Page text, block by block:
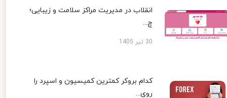
انقلاب در مدیریت مراکز سلامت و زیبایی؛
چ...
30 تیر 1405
کدام بروکر کمترین کمیسیون و اسپرد را
روی...